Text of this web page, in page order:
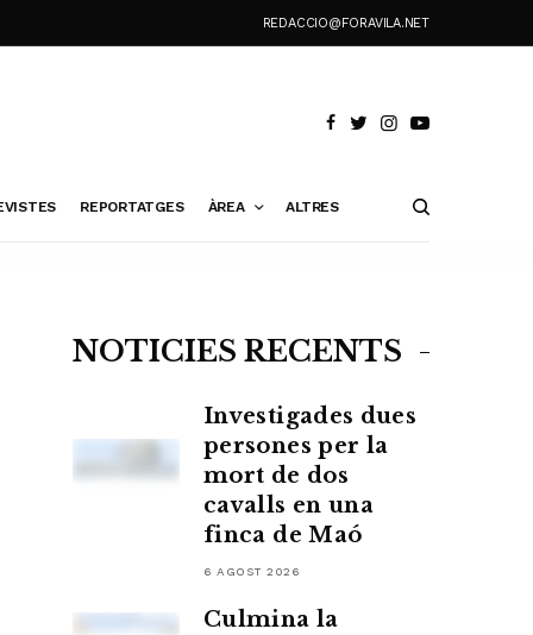
REDACCIO@FORAVILA.NET
REPORTATGES ÀREA ALTRES
NOTÍCIES RECENTS
Investigades dues
persones per la
mort de dos
cavalls en una
finca de Maó
6 AGOST 2026
Culmina la